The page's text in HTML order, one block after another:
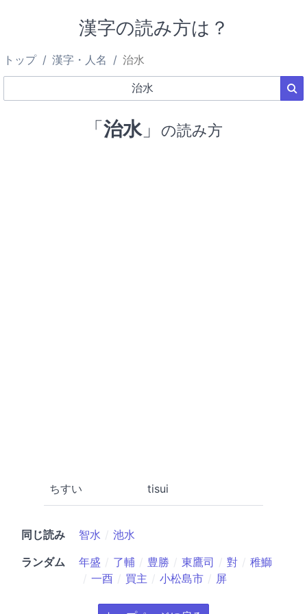
漢字の読み方は？
トップ 漢字・人名 治水
「治水」 の読み方
ちすい tisui
同じ読み 智水
池水
ランダム
年盛 了輔 豊勝 東鷹司 對
稚鰤
一酉
買主 小松島市 屏